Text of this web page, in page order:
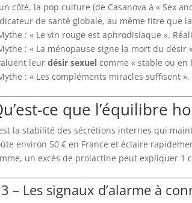
côté, la pop culture (de Casanova à « Sex
de santé globale, au même titre que
: « Le vin rouge est aphrodisiaque ».
: « La ménopause signe la mort du
leurdésir sexuel comme « stable ou en
: « Les compléments miracles suffisent
ce que l’équilibre
la stabilité des sécrétions internes qui
environ 50 € en France et éclaire
un excès de prolactine peut expliquer 1
– Les signaux d’alarme à